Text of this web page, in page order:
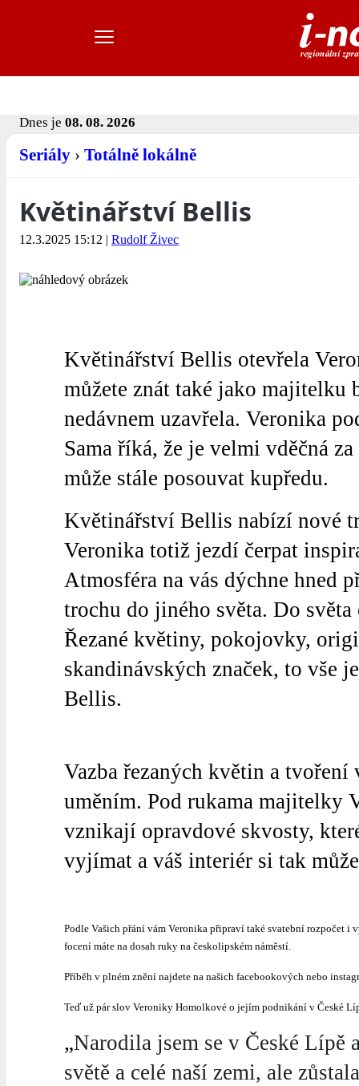
Dnes je 08. 08. 2026
Seriály › Totálně lokálně
Květinářství Bellis
12.3.2025 15:12 | Rudolf Živec
Květinářství Bellis otevřela
můžete znát také jako
nedávnem uzavřela. Veronika
Sama říká, že je velmi vděčná
může stále posouvat kupředu.
Květinářství Bellis nabízí nové
Veronika totiž jezdí čerpat
Atmosféra na vás dýchne hned
trochu do jiného světa. Do
Řezané květiny, pokojovky,
skandinávských značek, to vše
Bellis.
Vazba řezaných květin a
uměním. Pod rukama majitelky
vznikají opravdové skvosty,
vyjímat a váš interiér si tak
Podle Vašich přání vám Veronika připraví také svatební rozpočet i
focení máte na dosah ruky na českolipském náměstí.
Příběh v plném znění najdete na našich facebookových nebo
Teď už pár slov Veroniky Homolkové o jejím podnikání v České
„Narodila jsem se v České Lípě
světě a celé naší zemi, ale